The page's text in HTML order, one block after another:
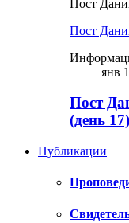
Пост
Пост
янв
Пост
(день 17)
Публикации